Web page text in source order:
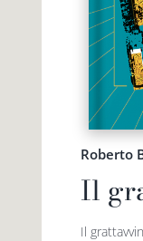
i traghetti
Premio
il tuo carrello
Roberto
Il
Il